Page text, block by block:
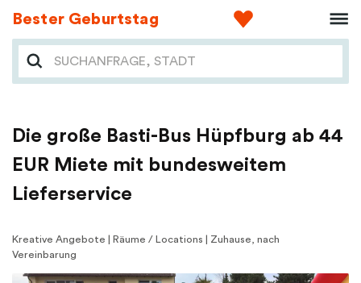
Bester Geburtstag
Die große Basti-Bus Hüpfburg ab 44
EUR Miete mit bundesweitem
Lieferservice
Kreative Angebote | Räume / Locations | Zuhause, nach
Vereinbarung